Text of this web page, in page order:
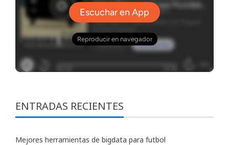
ENTRADAS RECIENTES
Mejores herramientas de bigdata para futbol